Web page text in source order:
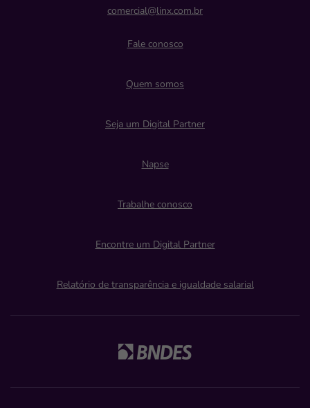
comercial@linx.com.br
Fale conosco
Quem somos
Seja um Digital Partner
Napse
Trabalhe conosco
Encontre um Digital Partner
Relatório de transparência e igualdade salarial